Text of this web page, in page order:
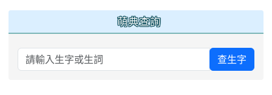
萌典查詢
查生字